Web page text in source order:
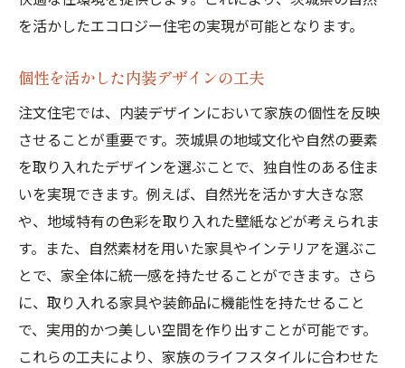
を活かしたエコロジー住宅の実現が可能となります。
個性を活かした内装デザインの工夫
注文住宅では、内装デザインにおいて家族の個性を反映
させることが重要です。茨城県の地域文化や自然の要素
を取り入れたデザインを選ぶことで、独自性のある住ま
いを実現できます。例えば、自然光を活かす大きな窓
や、地域特有の色彩を取り入れた壁紙などが考えられま
す。また、自然素材を用いた家具やインテリアを選ぶこ
とで、家全体に統一感を持たせることができます。さら
に、取り入れる家具や装飾品に機能性を持たせること
で、実用的かつ美しい空間を作り出すことが可能です。
これらの工夫により、家族のライフスタイルに合わせた